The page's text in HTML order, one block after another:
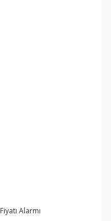
Fiyatı Alarmı